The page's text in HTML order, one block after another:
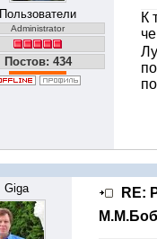
Пользователи
Administrator
Постов: 434
К
Giga
RE: